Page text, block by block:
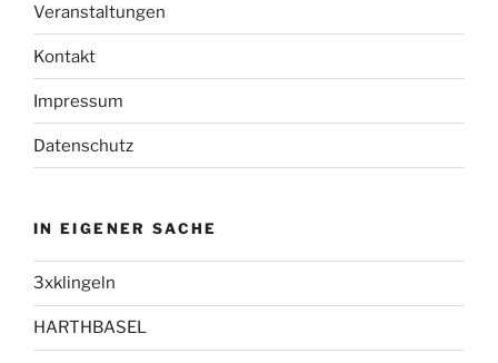
Veranstaltungen
Kontakt
Impressum
Datenschutz
IN EIGENER SACHE
3xklingeln
HARTHBASEL